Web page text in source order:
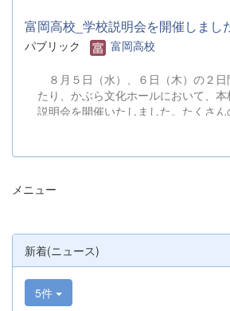
富岡高校_学校説明会を開催しまし
パブリック
富岡高校
８月５日（水）、６日（木）の２日
たり、かぶら文化ホールにおいて、本
説明会を開催いたしました。たくさん
した。 また、各日およそ80名のボランテ
明、探究発表などの運営に携わりまし
なお、本校は今年度、群馬県教育委
らSAH+ Leading Schoolに認定されて
す。富岡高校は、これからも「自ら
断し、行動できる生徒の育成」に取り
まいります。
メニュー
新着(ニュース)
5件